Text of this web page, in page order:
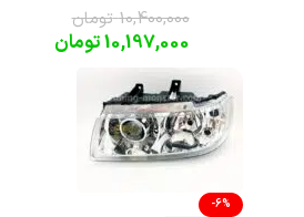
10,400,000 تومان
10,197,000تومان
-6%